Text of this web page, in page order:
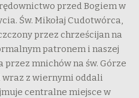
przed Bogiem w
Św. Mikołaj Cudotwórca,
przez chrześcijan na
patronem i naszej
przez mnichów na św. Górze
z wiernymi oddali
centralne miejsce w